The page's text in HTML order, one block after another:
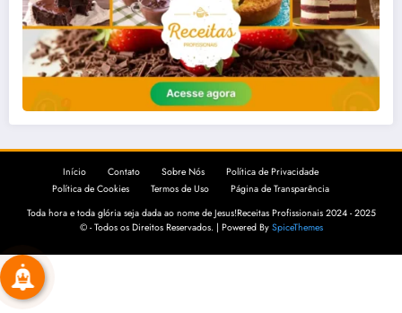
Início Contato Sobre Nós
Política de Privacidade
Política de Cookies
Termos de Uso
Página de Transparência
Toda hora e toda glória seja dada ao nome de Jesus!Receitas Profissionais 2024 - 2025
© - Todos os Direitos Reservados. | Powered By SpiceThemes